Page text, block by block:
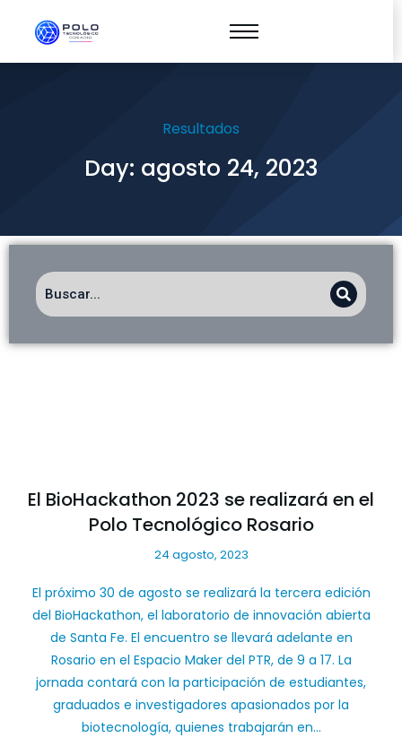
Resultados
Day: agosto 24, 2023
El BioHackathon 2023 se realizará en el
Polo Tecnológico Rosario
24 agosto, 2023
El próximo 30 de agosto se realizará la tercera edición
del BioHackathon, el laboratorio de innovación abierta
de Santa Fe. El encuentro se llevará adelante en
Rosario en el Espacio Maker del PTR, de 9 a 17. La
jornada contará con la participación de estudiantes,
graduados e investigadores apasionados por la
biotecnología, quienes trabajarán en…